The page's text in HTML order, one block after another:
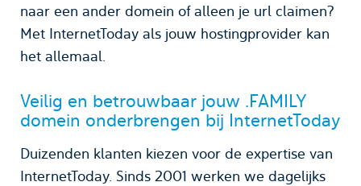
naar een ander domein of alleen je url claimen?
Met InternetToday als jouw hostingprovider kan
het allemaal.
Veilig en betrouwbaar jouw .FAMILY
domein onderbrengen bij InternetToday
Duizenden klanten kiezen voor de expertise van
InternetToday. Sinds 2001 werken we dagelijks